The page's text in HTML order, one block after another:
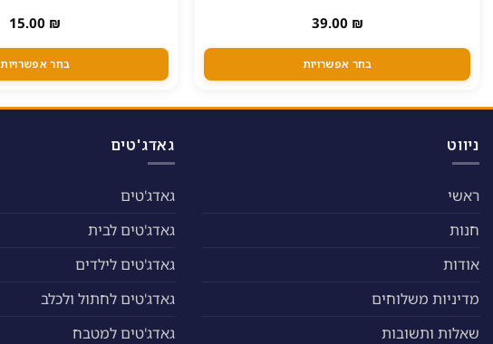
39.00 ₪
בחר אפשרויות
סוגים.
ניתן
האפשרויות
בעמוד
15.00 ₪
בחר אפשרויות
ניתן
האפשרויות
בעמוד
ניווט
ראשי
חנות
אודות
מדיניות משלוחים
שאלות ותשובות
גאדג'טים
גאדג'טים
גאדג'טים לבית
גאדג'טים לילדים
גאדג'טים לחתול ולכלב
גאדג'טים למטבח